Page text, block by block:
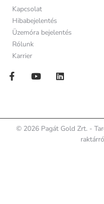
Kapcsolat
Hibabejelentés
Üzemóra bejelentés
Rólunk
Karrier
© 2026 Pagát Gold Zrt. -